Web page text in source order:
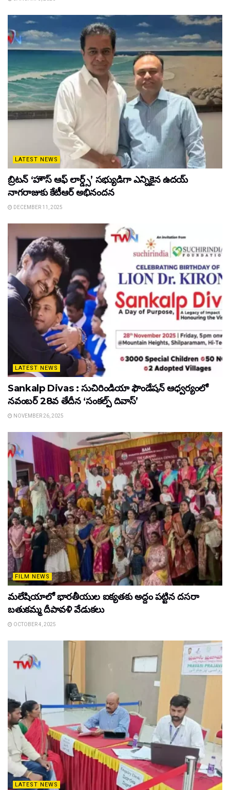
LATEST NEWS
బ్రిటన్ ‘హౌస్ ఆఫ్ లార్డ్స్’ సభ్యుడిగా ఎన్నికైన ఉదయ్
నాగరాజుకు కేటీఆర్ అభినందన
DECEMBER 11, 2025
LATEST NEWS
Sankalp Divas : సుచిరిండియా ఫౌండేషన్ ఆధ్వర్యంలో
నవంబర్ 28వ తేదీన ‘సంకల్ప్ దివాస్’
NOVEMBER 26, 2025
FILM NEWS
మలేషియాలో భారతీయుల ఐక్యతకు అద్దం పట్టిన దసరా
బతుకమ్మ దీపావళి వేడుకలు
OCTOBER 4, 2025
LATEST NEWS